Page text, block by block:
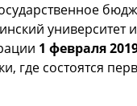
1 февраля
где состоятся